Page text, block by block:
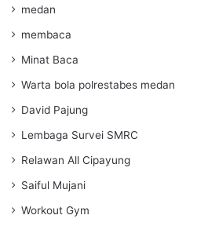
medan
membaca
Minat Baca
Warta bola polrestabes medan
David Pajung
Lembaga Survei SMRC
Relawan All Cipayung
Saiful Mujani
Workout Gym